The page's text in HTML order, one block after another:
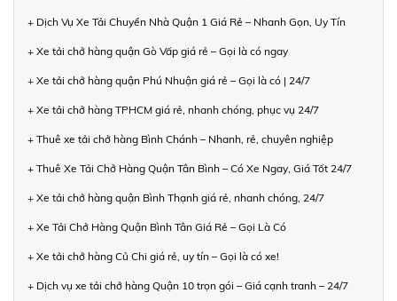
+ Dịch Vụ Xe Tải Chuyển Nhà Quận 1 Giá Rẻ – Nhanh Gọn, Uy Tín
+ Xe tải chở hàng quận Gò Vấp giá rẻ – Gọi là có ngay
+ Xe tải chở hàng quận Phú Nhuận giá rẻ – Gọi là có | 24/7
+ Xe tải chở hàng TPHCM giá rẻ, nhanh chóng, phục vụ 24/7
+ Thuê xe tải chở hàng Bình Chánh – Nhanh, rẻ, chuyên nghiệp
+ Thuê Xe Tải Chở Hàng Quận Tân Bình – Có Xe Ngay, Giá Tốt 24/7
+ Xe tải chở hàng quận Bình Thạnh giá rẻ, nhanh chóng, 24/7
+ Xe Tải Chở Hàng Quận Bình Tân Giá Rẻ – Gọi Là Có
+ Xe tải chở hàng Củ Chi giá rẻ, uy tín – Gọi là có xe!
+ Dịch vụ xe tải chở hàng Quận 10 trọn gói – Giá cạnh tranh – 24/7